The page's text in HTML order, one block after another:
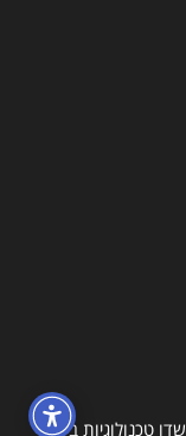
טכנולוגיות בע"מ